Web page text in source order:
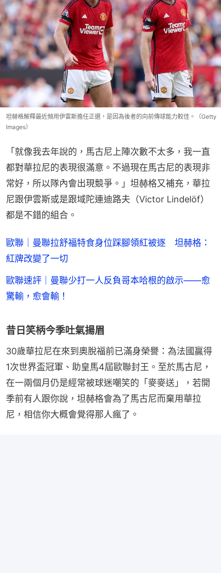
坦赫格解釋最近頻用伊雲斯擔任正選，是因為後者的向前傳球能力較佳。（Getty
Images）
「就像我去年說的，馬古尼上陣次數不太多，我一直
都對華拉尼的表現很滿意。不過現在馬古尼的表現非
常好，所以隊內會出現競爭。」坦赫格又補充，華拉
尼跟伊雲斯或是跟域陀連迪路夫（Victor Lindelöf）
都是不錯的組合。
歐聯｜曼聯拉舒福特食身位踩腳領紅被逐 坦赫格：
紅牌改變了一切
歐聯速評｜曼聯少打一人反負哥本哈根的啟示——愈
驚輸，愈會輸！
昔日笑柄今季吐氣揚眉
30歲華拉尼在來到奧脫福前已滿身榮譽：為法國贏得
1次世界盃冠軍、助皇馬4屆歐聯封王。至於馬古尼，
在一兩個月仍是經常被球迷嘲笑的「麥麥送」，若開
季前有人跟你說，坦赫格會為了馬古尼而棄用華拉
尼，相信你大概會覺得那人瘋了。